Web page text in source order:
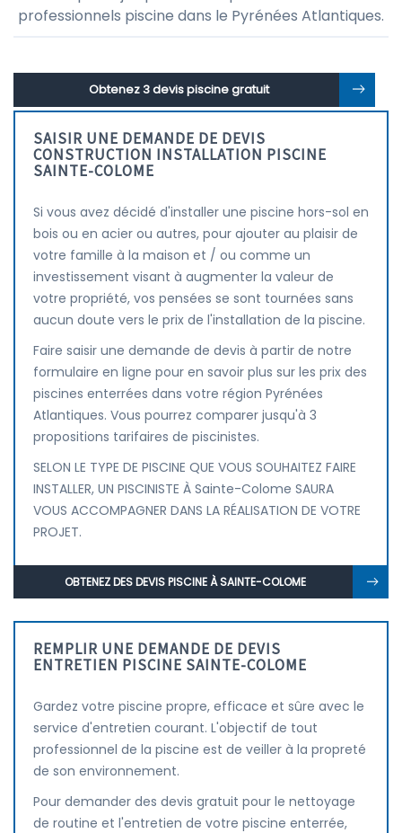
professionnels piscine dans le Pyrénées Atlantiques.
Obtenez 3 devis piscine gratuit
SAISIR UNE DEMANDE DE DEVIS
CONSTRUCTION INSTALLATION PISCINE
SAINTE-COLOME
Si vous avez décidé d'installer une piscine hors-sol en
bois ou en acier ou autres, pour ajouter au plaisir de
votre famille à la maison et / ou comme un
investissement visant à augmenter la valeur de
votre propriété, vos pensées se sont tournées sans
aucun doute vers le prix de l'installation de la piscine.
Faire saisir une demande de devis à partir de notre
formulaire en ligne pour en savoir plus sur les prix des
piscines enterrées dans votre région Pyrénées
Atlantiques. Vous pourrez comparer jusqu'à 3
propositions tarifaires de piscinistes.
SELON LE TYPE DE PISCINE QUE VOUS SOUHAITEZ FAIRE
INSTALLER, UN PISCINISTE À Sainte-Colome SAURA
VOUS ACCOMPAGNER DANS LA RÉALISATION DE VOTRE
PROJET.
OBTENEZ DES DEVIS PISCINE À SAINTE-COLOME
REMPLIR UNE DEMANDE DE DEVIS
ENTRETIEN PISCINE SAINTE-COLOME
Gardez votre piscine propre, efficace et sûre avec le
service d'entretien courant. L'objectif de tout
professionnel de la piscine est de veiller à la propreté
de son environnement.
Pour demander des devis gratuit pour le nettoyage
de routine et l'entretien de votre piscine enterrée,